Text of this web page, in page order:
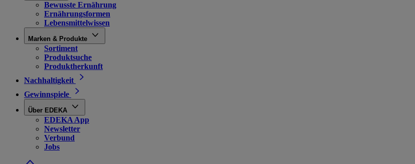
Bewusste Ernährung
Ernährungsformen
Lebensmittelwissen
Marken & Produkte
Sortiment
Produktsuche
Produktherkunft
Nachhaltigkeit
Gewinnspiele
Über EDEKA
EDEKA App
Newsletter
Verbund
Jobs